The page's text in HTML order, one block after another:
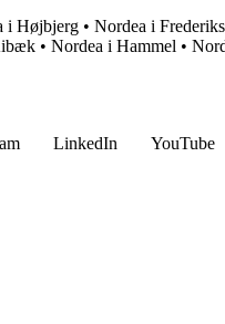
i Højbjerg • Nordea i
• Nordea i Hammel •
LinkedIn YouTube